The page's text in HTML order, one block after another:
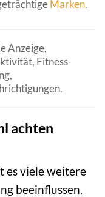
Marken.
Anzeige,
Fitness-
achten
es viele weitere
beeinflussen.